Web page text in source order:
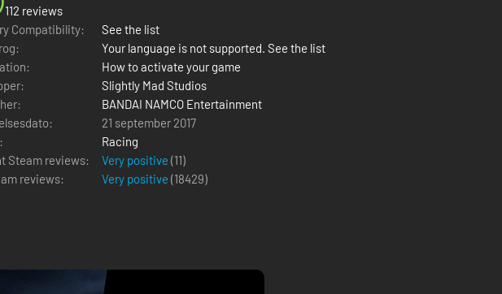
112 reviews
Compatibility:
See the list
Your language is not supported. See the list
How to activate your game
Slightly Mad Studios
BANDAI NAMCO Entertainment
21 september 2017
Racing
Steam reviews:
Very positive (11)
reviews:
Very positive (18429)